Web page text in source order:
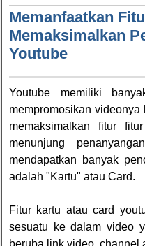
Memanfaatkan
Memaksimalkan
Youtube
Youtube memiliki
mempromosikan
memaksimalkan fitur
menunjung
mendapatkan banyak
adalah "Kartu" atau Card.
Fitur kartu atau card
sesuatu ke dalam video
beruba link video, channel